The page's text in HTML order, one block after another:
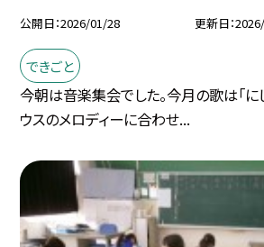
公開日 2026/01/28 更新日
できごと
今朝は音楽集会でした。今月の歌は「に
ウスのメロディーに合わせ...